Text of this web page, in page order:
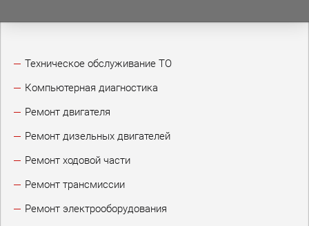
Техническое обслуживание ТО
Компьютерная диагностика
Ремонт двигателя
Ремонт дизельных двигателей
Ремонт ходовой части
Ремонт трансмиссии
Ремонт электрооборудования